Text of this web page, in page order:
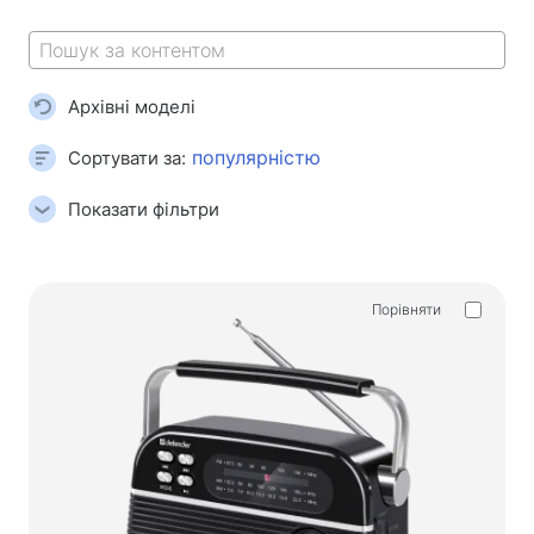
Килимки для миші
Ігрові клавіатури
Iгрові гарнітури
Геймпади
Ігрові миші
Ігрові столи
Ігрові меблі та аксесуари
Фурнітура та запчастини для стільців
Підлогові ігрові килими
Ігрові столи
Сортувати за:
Архівні моделі
Показати фільтри
Порівняти